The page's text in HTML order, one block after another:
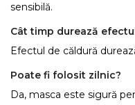
sensibilă.
Cât timp durează
Efectul de căldură
Poate fi folosit zilnic?
Da, masca este sigură